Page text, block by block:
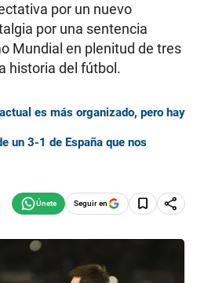
por un nuevo
por una sentencia
Mundial en plenitud de tres
historia del fútbol.
es más organizado, pero hay
un 3-1 de España que nos
Seguir en